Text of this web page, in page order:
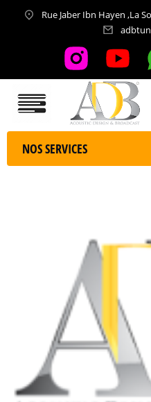
Rue Jaber Ibn Hayen ,La
Nos services
NOS SERVICES